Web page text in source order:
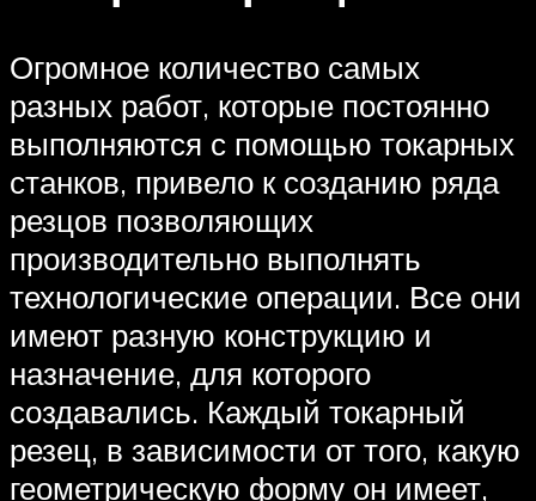
Огромное количество самых
разных работ, которые постоянно
выполняются с помощью токарных
станков, привело к созданию ряда
резцов позволяющих
производительно выполнять
технологические операции. Все они
имеют разную конструкцию и
назначение, для которого
создавались. Каждый токарный
резец, в зависимости от того, какую
геометрическую форму он имеет,